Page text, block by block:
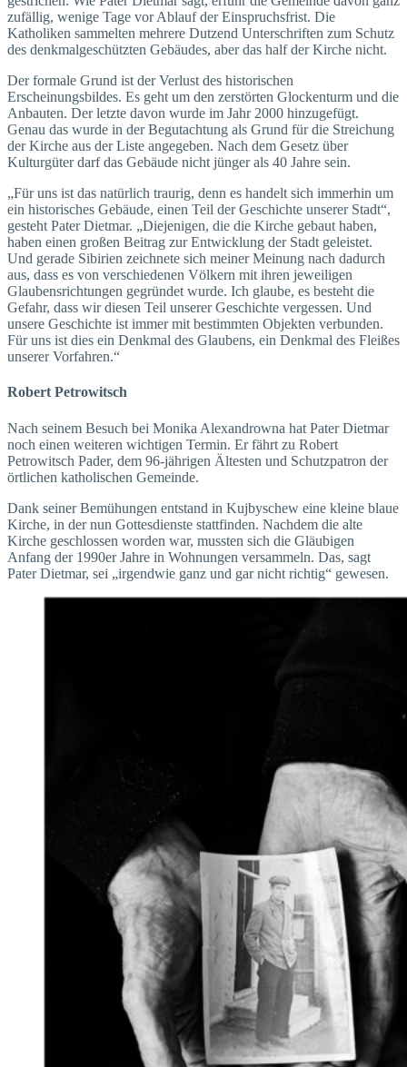
zufällig, wenige Tage vor Ablauf der Einspruchsfrist. Die
Katholiken sammelten mehrere Dutzend Unterschriften zum Schutz
des denkmalgeschützten Gebäudes, aber das half der Kirche nicht.
Der formale Grund ist der Verlust des historischen
Erscheinungsbildes. Es geht um den zerstörten Glockenturm und die
Anbauten. Der letzte davon wurde im Jahr 2000 hinzugefügt.
Genau das wurde in der Begutachtung als Grund für die Streichung
der Kirche aus der Liste angegeben. Nach dem Gesetz über
Kulturgüter darf das Gebäude nicht jünger als 40 Jahre sein.
„Für uns ist das natürlich traurig, denn es handelt sich immerhin um
ein historisches Gebäude, einen Teil der Geschichte unserer Stadt“,
gesteht Pater Dietmar. „Diejenigen, die die Kirche gebaut haben,
haben einen großen Beitrag zur Entwicklung der Stadt geleistet.
Und gerade Sibirien zeichnete sich meiner Meinung nach dadurch
aus, dass es von verschiedenen Völkern mit ihren jeweiligen
Glaubensrichtungen gegründet wurde. Ich glaube, es besteht die
Gefahr, dass wir diesen Teil unserer Geschichte vergessen. Und
unsere Geschichte ist immer mit bestimmten Objekten verbunden.
Für uns ist dies ein Denkmal des Glaubens, ein Denkmal des Fleißes
unserer Vorfahren.“
Robert Petrowitsch
Nach seinem Besuch bei Monika Alexandrowna hat Pater Dietmar
noch einen weiteren wichtigen Termin. Er fährt zu Robert
Petrowitsch Pader, dem 96-jährigen Ältesten und Schutzpatron der
örtlichen katholischen Gemeinde.
Dank seiner Bemühungen entstand in Kujbyschew eine kleine blaue
Kirche, in der nun Gottesdienste stattfinden. Nachdem die alte
Kirche geschlossen worden war, mussten sich die Gläubigen
Anfang der 1990er Jahre in Wohnungen versammeln. Das, sagt
Pater Dietmar, sei „irgendwie ganz und gar nicht richtig“ gewesen.